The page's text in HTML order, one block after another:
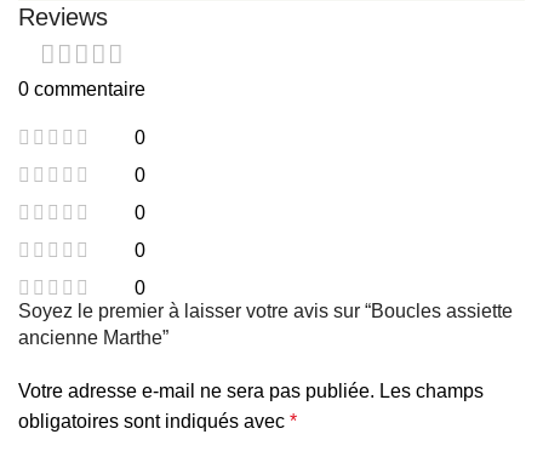
Reviews
0 commentaire
0
0
0
0
0
Soyez le premier à laisser votre avis sur “Boucles assiette
ancienne Marthe”
Votre adresse e-mail ne sera pas publiée. Les champs
obligatoires sont indiqués avec *